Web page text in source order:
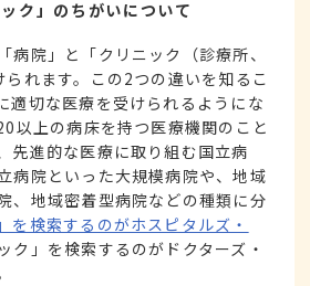
ク」のちがいについて
病院」と「クリニック（診療所、
れます。この2つの違いを知るこ
適切な医療を受けられるようにな
以上の病床を持つ医療機関のこと
先進的な医療に取り組む国立病
病院といった大規模病院や、地域
、地域密着型病院などの種類に分
を検索するのがホスピタルズ・
ク」を検索するのがドクターズ・